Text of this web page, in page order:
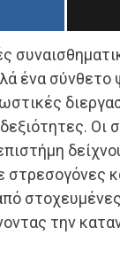
ένα σύνθετο
Οι
στρεσογόνες
την